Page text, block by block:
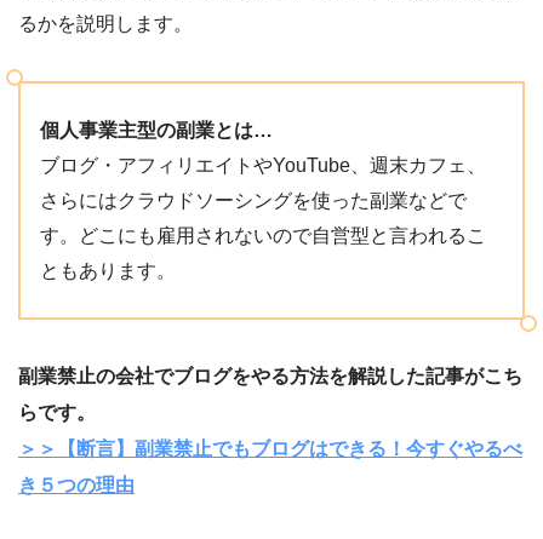
るかを説明します。
個人事業主型の副業とは…
ブログ・アフィリエイトやYouTube、週末カフェ、
さらにはクラウドソーシングを使った副業などで
す。どこにも雇用されないので自営型と言われるこ
ともあります。
副業禁止の会社でブログをやる方法を解説した記事がこち
らです。
＞＞【断言】副業禁止でもブログはできる！今すぐやるべ
き５つの理由